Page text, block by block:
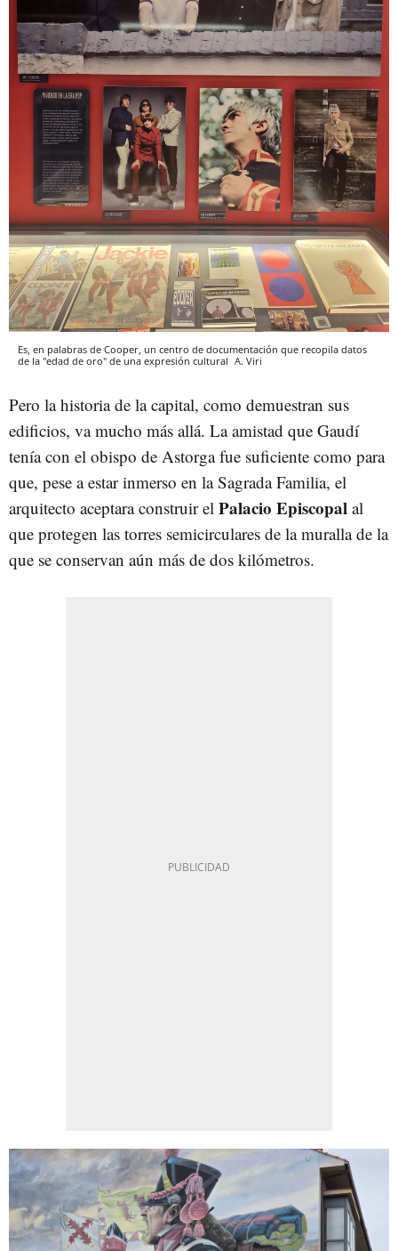
Es, en palabras de Cooper, un centro de documentación que recopila datos
de la "edad de oro" de una expresión cultural A. Viri
Pero la historia de la capital, como demuestran sus
edificios, va mucho más allá. La amistad que Gaudí
tenía con el obispo de Astorga fue suficiente como para
que, pese a estar inmerso en la Sagrada Familia, el
arquitecto aceptara construir el Palacio Episcopal al
que protegen las torres semicirculares de la muralla de la
que se conservan aún más de dos kilómetros.